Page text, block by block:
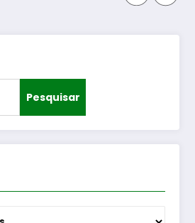
Pesquisar